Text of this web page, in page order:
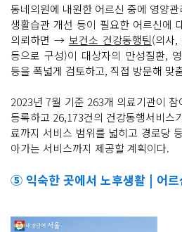
동네의원에 내원한 어르신 중에 영양
생활습관 개선 등이 필요한 어르신에
의뢰하면 → 보건소 건강동행팀(의사,
등으로 구성)이 대상자의 만성질환,
등을 폭넓게 검토하고, 직접 방문해 맞
2023년 7월 기준 263개 의료기관이
등록하고 26,173건의 건강동행서비스
료까지 서비스 범위를 넓히고 경로당
아가는 서비스까지 제공할 계획이다.
⑤ 익숙한 곳에서 노후생활 | 어르